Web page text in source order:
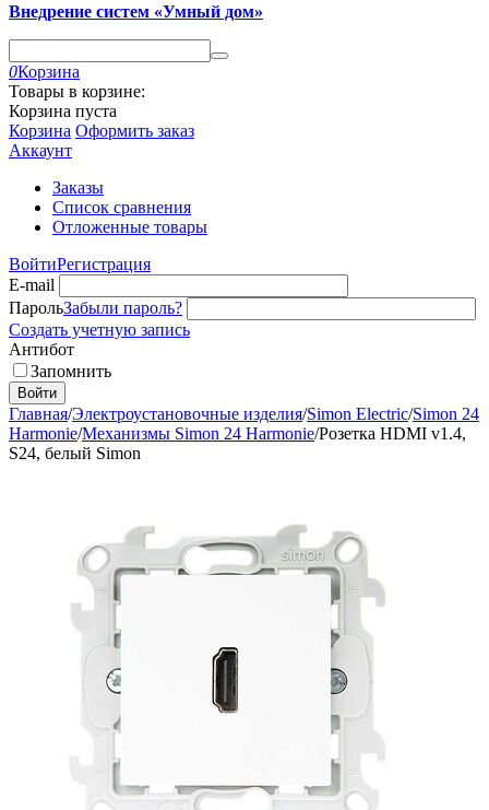
Внедрение систем «Умный дом»
0Корзина
Товары в корзине:
Корзина пуста
Корзина Оформить заказ
Аккаунт
Заказы
Список сравнения
Отложенные товары
ВойтиРегистрация
E-mail
ПарольЗабыли пароль?
Создать учетную запись
Антибот
Запомнить
Войти
Главная/Электроустановочные изделия/Simon Electric/Simon 24
Harmonie/Механизмы Simon 24 Harmonie/Розетка HDMI v1.4,
S24, белый Simon